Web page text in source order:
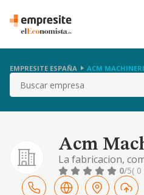
EMPRESITE ESPAÑA ACM
Buscar
Acm
La fabricacion,
post-venta de toda
industrial de
0/5(